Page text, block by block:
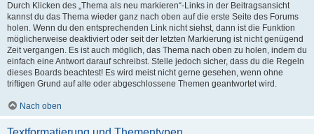
Durch Klicken des „Thema als neu markieren“-Links in der Beitragsansicht
kannst du das Thema wieder ganz nach oben auf die erste Seite des Forums
holen. Wenn du den entsprechenden Link nicht siehst, dann ist die Funktion
möglicherweise deaktiviert oder seit der letzten Markierung ist nicht genügend
Zeit vergangen. Es ist auch möglich, das Thema nach oben zu holen, indem du
einfach eine Antwort darauf schreibst. Stelle jedoch sicher, dass du die Regeln
dieses Boards beachtest! Es wird meist nicht gerne gesehen, wenn ohne
triftigen Grund auf alte oder abgeschlossene Themen geantwortet wird.
Nach oben